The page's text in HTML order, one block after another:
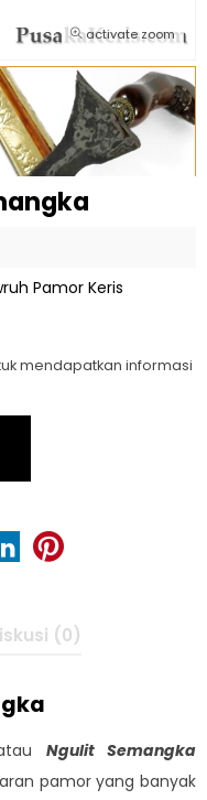
activate zoom
Pamor Keris
mendapatkan informasi
(0)
Ngulit Semangka
pamor yang banyak